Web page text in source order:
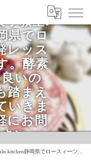
子教室l
県でロ
レッス
。酵素
いの
踏まえ
いきま
お問
い
。酵素はなぜ身体に良いのか？など雑学も踏まえレッスンをしていきます お気軽にお問い合わせ下さい